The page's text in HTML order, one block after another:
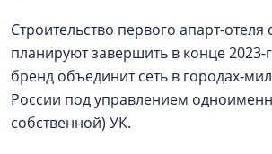
Строительство первого апарт-отеля
планируют завершить в конце 2023-
бренд объединит сеть в городах-
России под управлением
собственной) УК.